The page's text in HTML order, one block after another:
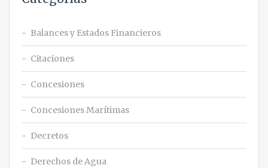
Balances y Estados Financieros
Citaciones
Concesiones
Concesiones Marítimas
Decretos
Derechos de Agua